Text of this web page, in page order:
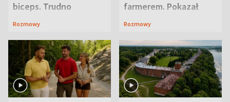
biceps. Trudno
uwierzyć, co przeszła
Rozmowy
farmerem. Pokazał
swoje niezwykłe
Rozmowy